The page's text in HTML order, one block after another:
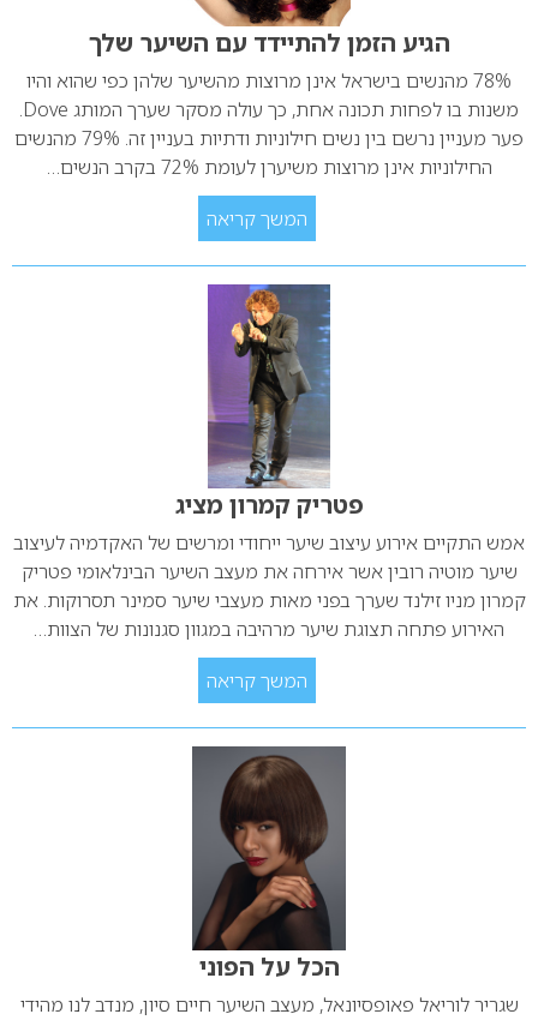
הגיע הזמן להתיידד עם השיער שלך
78% מהנשים בישראל אינן מרוצות מהשיער שלהן כפי שהוא והיו
משנות בו לפחות תכונה אחת, כך עולה מסקר שערך המותג Dove.
פער מעניין נרשם בין נשים חילוניות ודתיות בעניין זה. 79% מהנשים
החילוניות אינן מרוצות משיערן לעומת 72% בקרב הנשים…
המשך קריאה
פטריק קמרון מציג
אמש התקיים אירוע עיצוב שיער ייחודי ומרשים של האקדמיה לעיצוב
שיער מוטיה רובין אשר אירחה את מעצב השיער הבינלאומי פטריק
קמרון מניו זילנד שערך בפני מאות מעצבי שיער סמינר תסרוקות. את
האירוע פתחה תצוגת שיער מרהיבה במגוון סגנונות של הצוות…
המשך קריאה
הכל על הפוני
שגריר לוריאל פאופסיונאל, מעצב השיער חיים סיון, מנדב לנו מהידי